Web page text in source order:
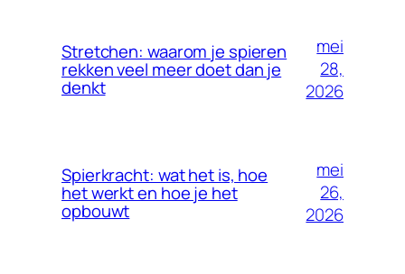
Stretchen: waarom je spieren
rekken veel meer doet dan je
denkt
mei
28,
2026
Spierkracht: wat het is, hoe
het werkt en hoe je het
opbouwt
mei
26,
2026